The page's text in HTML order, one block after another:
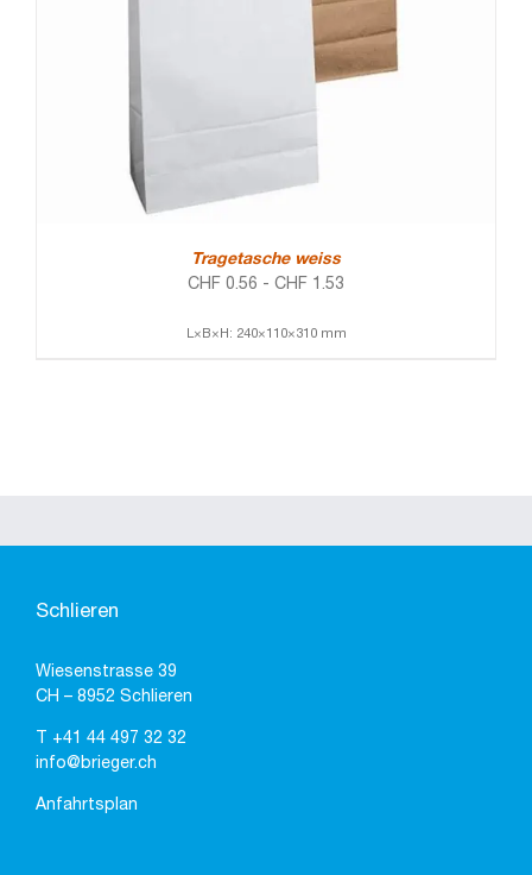
Tragetasche weiss
CHF 0.56 - CHF 1.53
L×B×H: 240×110×310 mm
Schlieren
Wiesenstrasse 39
CH – 8952 Schlieren
+41 44 497 32 32
info@brieger.ch
Anfahrtsplan